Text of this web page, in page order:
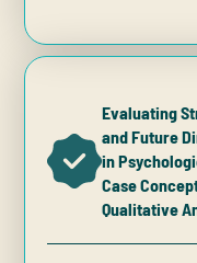
Evaluating
and Future
in
Case
Qualitative